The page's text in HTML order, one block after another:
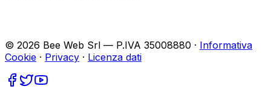
© 2026 Bee Web Srl — P.IVA 35008880 · Informativa
Cookie · Privacy · Licenza dati